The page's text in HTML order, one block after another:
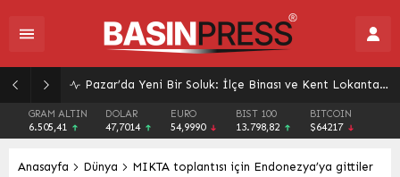
Pazar’da Yeni Bir Soluk: İlçe Binası ve Kent Lokantası Hizmete Açıldı
GRAM ALTIN
6.505,41
DOLAR
47,7014
EURO
54,9990
BIST 100
13.798,82
BITCOIN
$64217
Anasayfa Dünya MIKTA toplantısı için Endonezya’ya gittiler